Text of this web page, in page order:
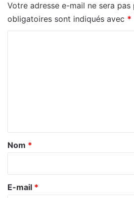
Votre adresse e-mail ne sera pas
obligatoires sont indiqués avec *
a
r
e
Nom *
E-mail *